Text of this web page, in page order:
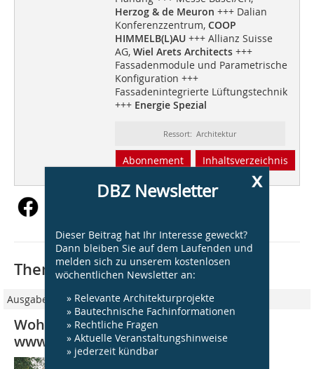
Herzog & de Meuron +++ Dalian
Konferenzzentrum,COOP
HIMMELB(L)AU+++ Allianz Suisse
AG, Wiel Arets Architects+++
Fassadenmodule und Parametrische
Konfiguration +++
Fassadenintegrierte Lüftungstechnik
+++ Energie Spezial
Ressort: Architektur
Abonnement Inhaltsverzeichnis
x
DBZ Newsletter
Dieser Beitrag hat Ihr Interesse geweckt?
Dann bleiben Sie auf dem Laufenden und
melden sich zu unserem kostenlosen
wöchentlichen Newsletter an:
» Relevante Architekturprojekte
» Bautechnische Fachinformationen
» Rechtliche Fragen
» Aktuelle Veranstaltungshinweise
» jederzeit kündbar
Thematisch passende Artikel:
Ausgabe 03/2017
Wohnhaus Prenzlauer Berg, Berlin
www.barkowleibinger.com